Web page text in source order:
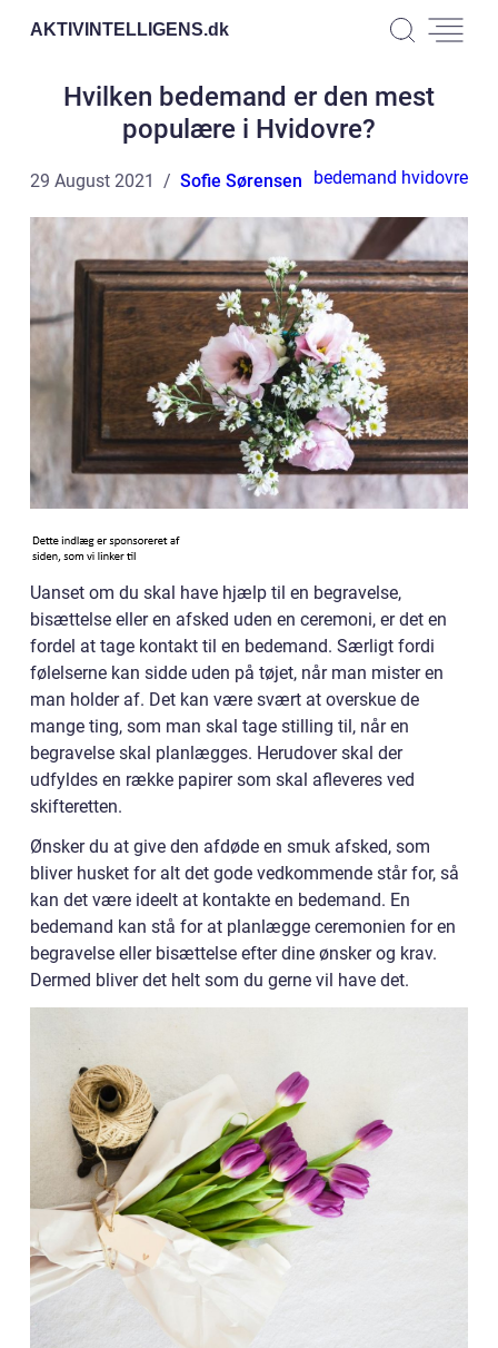
AKTIVINTELLIGENS.dk
Hvilken bedemand er den mest
populære i Hvidovre?
29 August 2021 Sofie Sørensen bedemand hvidovre
Uanset om du skal have hjælp til en begravelse,
bisættelse eller en afsked uden en ceremoni, er det en
fordel at tage kontakt til en bedemand. Særligt fordi
følelserne kan sidde uden på tøjet, når man mister en
man holder af. Det kan være svært at overskue de
mange ting, som man skal tage stilling til, når en
begravelse skal planlægges. Herudover skal der
udfyldes en række papirer som skal afleveres ved
skifteretten.
Ønsker du at give den afdøde en smuk afsked, som
bliver husket for alt det gode vedkommende står for, så
kan det være ideelt at kontakte en bedemand. En
bedemand kan stå for at planlægge ceremonien for en
begravelse eller bisættelse efter dine ønsker og krav.
Dermed bliver det helt som du gerne vil have det.